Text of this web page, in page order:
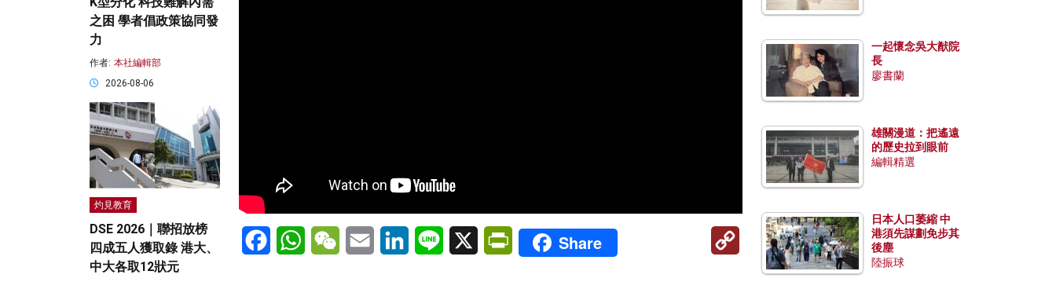
FacebookWhatsAppWeChatEmail LinkedInLine X PrintFriendly
Share
Copy
之困 學者倡政策協同發
力
作者: 本社編輯部
2026-08-06
灼見教育
DSE 2026｜聯招放榜
四成五人獲取錄 港大、
中大各取12狀元
一起懷念吳大猷院
長
廖書蘭
雄關漫道：把遙遠
的歷史拉到眼前
編輯精選
日本人口萎縮 中
港須先謀劃免步其
後塵
陸振球